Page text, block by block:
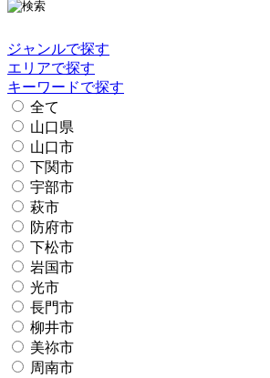
ジャンルで探す
エリアで探す
キーワードで探す
全て
山口県
山口市
下関市
宇部市
萩市
防府市
下松市
岩国市
光市
長門市
柳井市
美祢市
周南市